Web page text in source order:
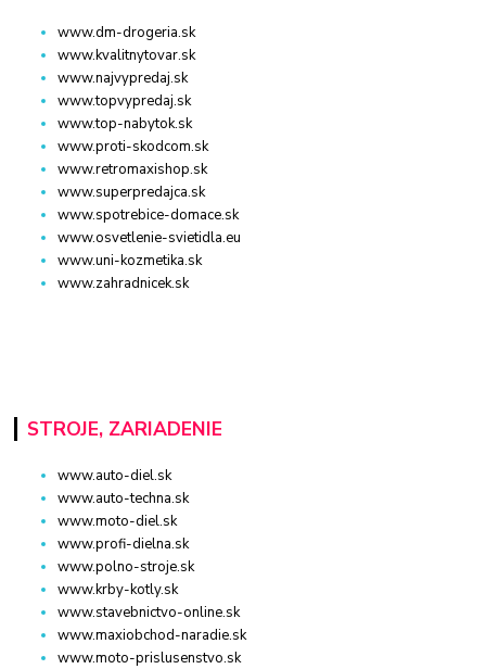
www.dm-drogeria.sk
www.kvalitnytovar.sk
www.najvypredaj.sk
www.topvypredaj.sk
www.top-nabytok.sk
www.proti-skodcom.sk
www.retromaxishop.sk
www.superpredajca.sk
www.spotrebice-domace.sk
www.osvetlenie-svietidla.eu
www.uni-kozmetika.sk
www.zahradnicek.sk
STROJE, ZARIADENIE
www.auto-diel.sk
www.auto-techna.sk
www.moto-diel.sk
www.profi-dielna.sk
www.polno-stroje.sk
www.krby-kotly.sk
www.stavebnictvo-online.sk
www.maxiobchod-naradie.sk
www.moto-prislusenstvo.sk